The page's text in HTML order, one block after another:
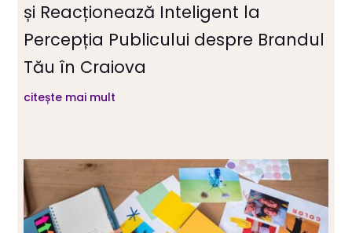
și Reacționează Inteligent la
Percepția Publicului despre Brandul
Tău în Craiova
citește mai mult